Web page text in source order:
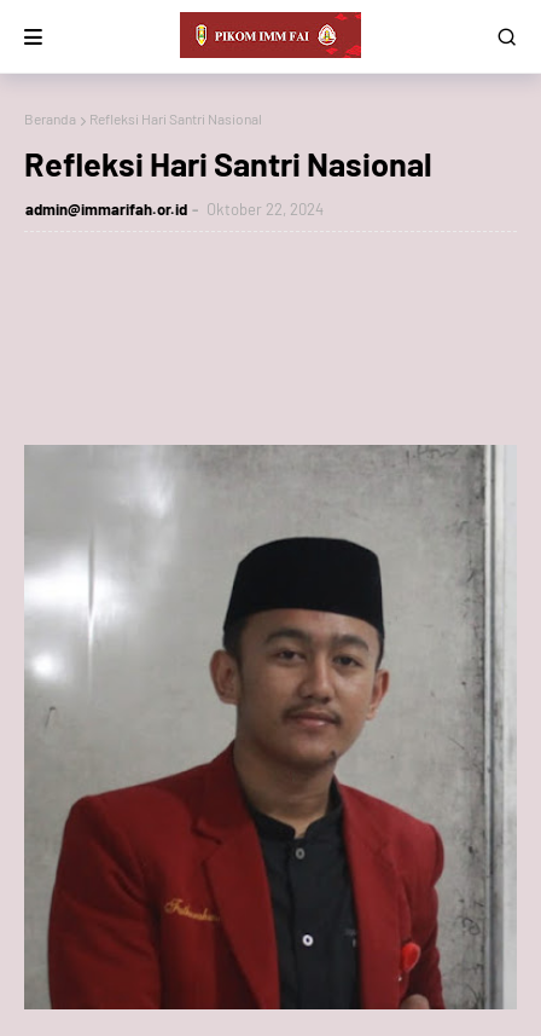
Beranda Refleksi Hari Santri Nasional
Refleksi Hari Santri Nasional
admin@immarifah.or.id Oktober 22, 2024